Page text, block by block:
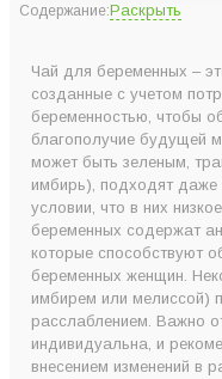
Содержание:Раскрыть
1. Обращаем
беременных
2. Смотрим на
3. Условия хранения
4. Дата сборки и
5. Маркировка
6. Какого
7. Какой марки
8. Какой чай для
Чай для беременных –
созданные с учетом
беременностью, чтобы
благополучие будущей
может быть зеленым,
имбирь), подходят даже
условии, что в них
беременных содержат
которые способствуют
беременных женщин.
имбирем или мелиссой)
расслаблением. Важно
индивидуальна, и
внесением изменений в